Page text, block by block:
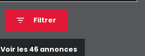
Filtrer
Voir les 46 annonces